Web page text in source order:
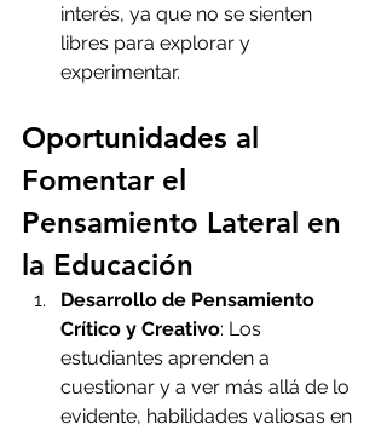
interés, ya que no se sienten
libres para explorar y
experimentar.
Oportunidades al
Fomentar el
Pensamiento Lateral en
la Educación
Desarrollo de Pensamiento
Crítico y Creativo: Los
estudiantes aprenden a
cuestionar y a ver más allá de lo
evidente, habilidades valiosas en